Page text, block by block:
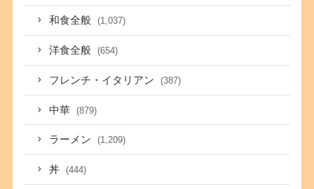
和食全般 (1,037)
洋食全般 (654)
フレンチ・イタリアン (387)
中華 (879)
ラーメン (1,209)
丼 (444)